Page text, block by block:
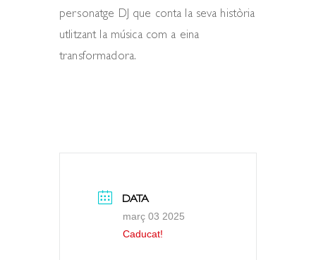
personatge DJ que conta la seva història
utlitzant la música com a eina
transformadora.
DATA
març 03 2025
Caducat!